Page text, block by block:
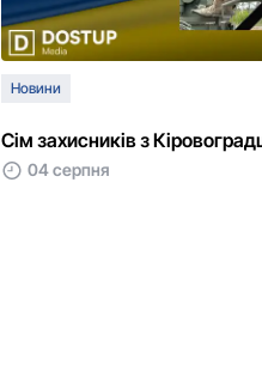
Новини
Сім захисників з
04 серпня